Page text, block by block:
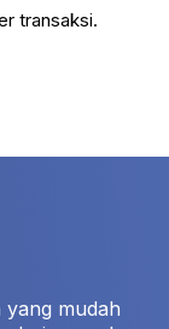
transaksi.
yang mudah